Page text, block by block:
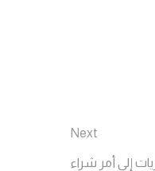
Next
إلى أمر شراء